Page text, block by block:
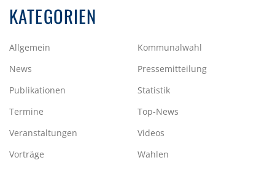
KATEGORIEN
Allgemein
Kommunalwahl
News
Pressemitteilung
Publikationen
Statistik
Termine
Top-News
Veranstaltungen
Videos
Vorträge
Wahlen